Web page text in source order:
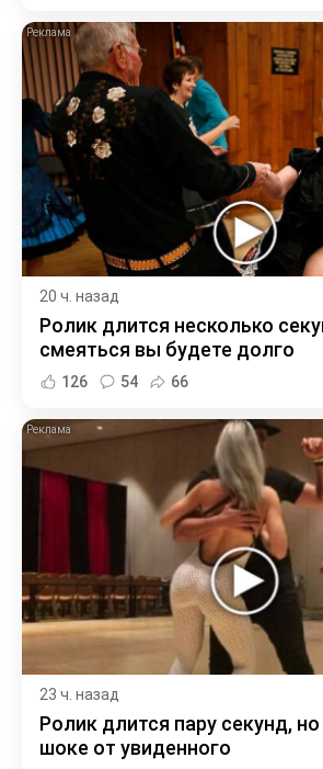
20 ч. назад
Ролик длится несколько
смеяться вы будете долго
126 54 66
23 ч. назад
Ролик длится пару секунд,
шоке от увиденного